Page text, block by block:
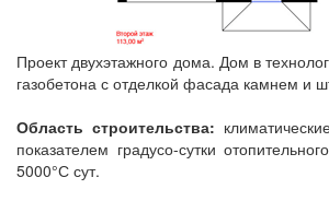
Проект двухэтажного дома. Дом в
газобетона с отделкой фасада камнем и
Область строительства:
показателем градусо-сутки
5000°С сут.